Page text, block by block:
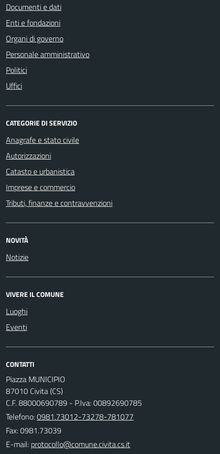
Documenti e dati
Enti e fondazioni
Organi di governo
Personale amministrativo
Politici
Uffici
CATEGORIE DI SERVIZIO
Anagrafe e stato civile
Autorizzazioni
Catasto e urbanistica
Imprese e commercio
Tributi, finanze e contravvenzioni
NOVITÀ
Notizie
VIVERE IL COMUNE
Luoghi
Eventi
CONTATTI
Piazza MUNICIPIO
87010 Civita (CS)
C.F. 88000690789 - P.Iva: 00892690785
Telefono:0981.73012-73278-781077
Fax: 0981.73039
E-mail: